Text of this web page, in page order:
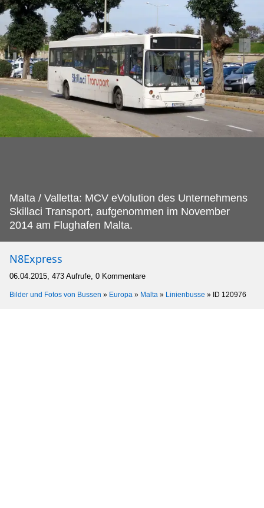
Malta / Valletta: MCV eVolution des Unternehmens
Skillaci Transport, aufgenommen im November
2014 am Flughafen Malta.
N8Express
06.04.2015, 473 Aufrufe, 0 Kommentare
Bilder und Fotos von Bussen » Europa » Malta » Linienbusse » ID 120976